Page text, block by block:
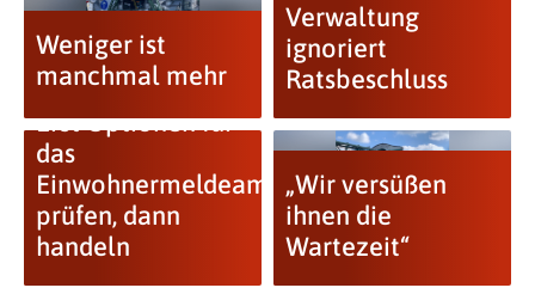
Weniger ist
manchmal mehr
Verwaltung
ignoriert
Ratsbeschluss
Erst Optionen für
das
Einwohnermeldeamt
prüfen, dann
handeln
„Wir versüßen
ihnen die
Wartezeit“